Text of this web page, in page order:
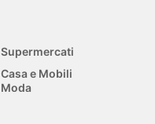
Supermercati
Casa e Mobili
Moda